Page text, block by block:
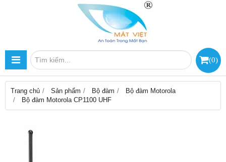
(0)
Trang chủ Sản phẩm Bộ đàm
Bộ đàm Motorola
Bộ đàm Motorola CP1100 UHF